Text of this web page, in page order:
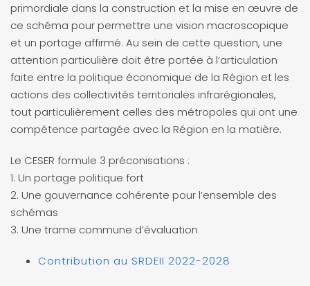
primordiale dans la construction et la mise en œuvre de
ce schéma pour permettre une vision macroscopique
et un portage affirmé. Au sein de cette question, une
attention particulière doit être portée à l’articulation
faite entre la politique économique de la Région et les
actions des collectivités territoriales infrarégionales,
tout particulièrement celles des métropoles qui ont une
compétence partagée avec la Région en la matière.
Le CESER formule 3 préconisations :
1. Un portage politique fort
2. Une gouvernance cohérente pour l’ensemble des
schémas
3. Une trame commune d’évaluation
Contribution au SRDEII 2022-2028